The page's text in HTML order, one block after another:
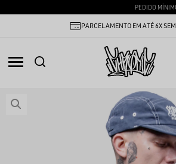
PEDIDO MÍNIMO 24 PEÇAS
PARCELAMENTO EM ATÉ 6X